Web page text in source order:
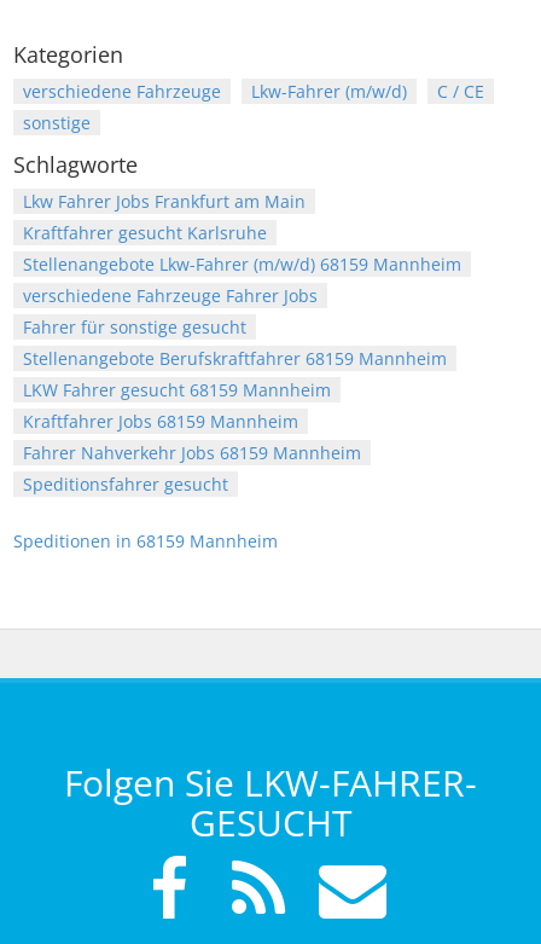
Kategorien
verschiedene Fahrzeuge Lkw-Fahrer (m/w/d)
C / CE
sonstige
Schlagworte
Lkw Fahrer Jobs Frankfurt am Main
Kraftfahrer gesucht Karlsruhe
Stellenangebote Lkw-Fahrer (m/w/d) 68159 Mannheim
verschiedene Fahrzeuge Fahrer Jobs
Fahrer für sonstige gesucht
Stellenangebote Berufskraftfahrer 68159 Mannheim
LKW Fahrer gesucht 68159 Mannheim
Kraftfahrer Jobs 68159 Mannheim
Fahrer Nahverkehr Jobs 68159 Mannheim
Speditionsfahrer gesucht
Speditionen in 68159 Mannheim
Folgen Sie LKW-FAHRER-
GESUCHT